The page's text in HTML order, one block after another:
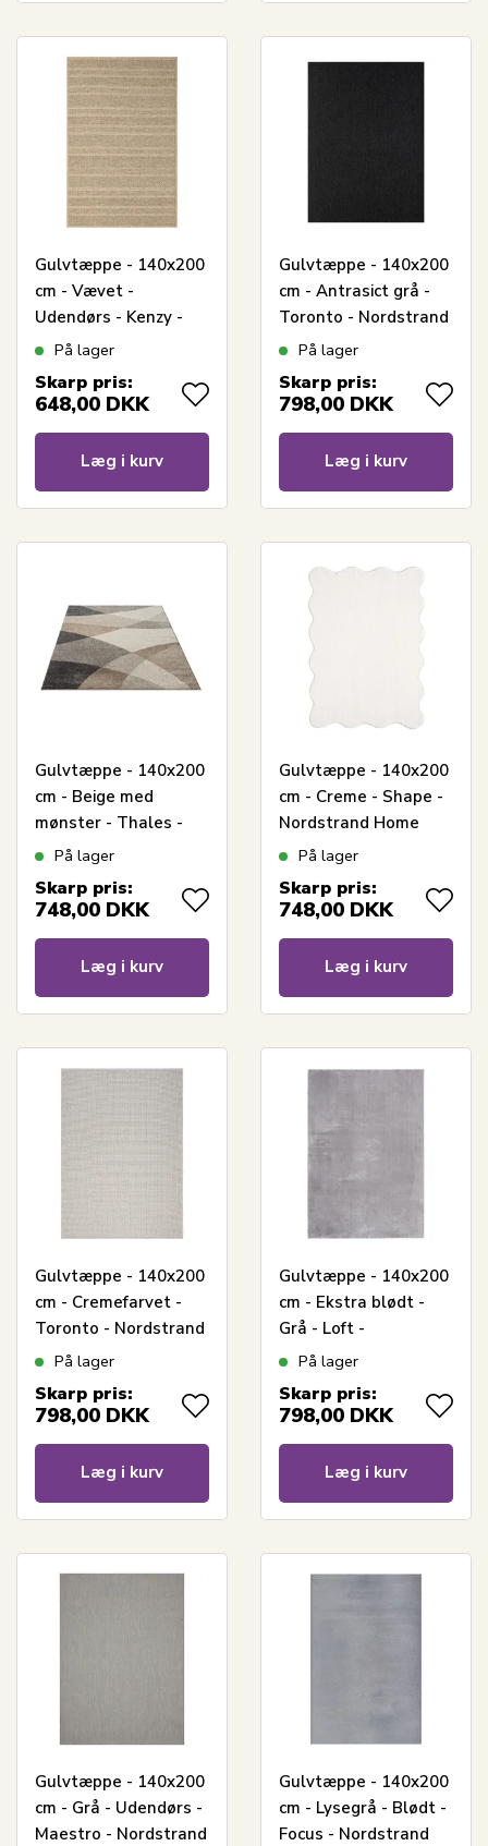
Gulvtæppe - 140x200
cm - Vævet -
Udendørs - Kenzy -
Nordstrand Home
På lager
Skarp pris:
648,00 DKK
Læg i kurv
Gulvtæppe - 140x200
cm - Antrasict grå -
Toronto - Nordstrand
Home
På lager
Skarp pris:
798,00 DKK
Læg i kurv
Gulvtæppe - 140x200
cm - Beige med
mønster - Thales -
Nordstrand Home
På lager
Skarp pris:
748,00 DKK
Læg i kurv
Gulvtæppe - 140x200
cm - Creme - Shape -
Nordstrand Home
På lager
Skarp pris:
748,00 DKK
Læg i kurv
Gulvtæppe - 140x200
cm - Cremefarvet -
Toronto - Nordstrand
Home
På lager
Skarp pris:
798,00 DKK
Læg i kurv
Gulvtæppe - 140x200
cm - Ekstra blødt -
Grå - Loft -
Nordstrand Home
På lager
Skarp pris:
798,00 DKK
Læg i kurv
Gulvtæppe - 140x200
cm - Grå - Udendørs -
Maestro - Nordstrand
Gulvtæppe - 140x200
cm - Lysegrå - Blødt -
Focus - Nordstrand